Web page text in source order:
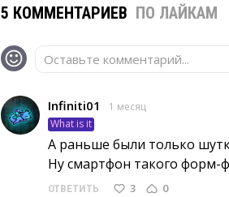
5 КОММЕНТАРИЕВ ПО ЛАЙКАМ
Оставьте комментарий...
Infiniti01
1 месяц
What is it
А раньше были только
Ну смартфон такого форм-
ОТВЕТИТЬ 3 0